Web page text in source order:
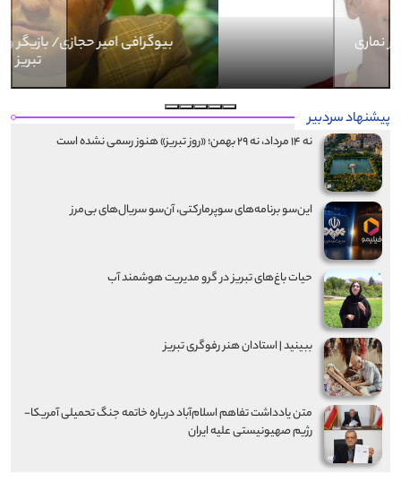
بیوگرافی کرار نماری
Previous
Next
پیشنهاد سردبیر
نه ۱۴ مرداد، نه ۲۹ بهمن؛ «روز تبریز» هنوز رسمی نشده است
این‌سو برنامه‌های سوپرمارکتی، آن‌سو سریال‌های بی‌مرز
حیات باغ‌های تبریز در گرو مدیریت هوشمند آب
ببینید | استادان هنر رفوگری تبریز
متن یادداشت تفاهم اسلام‌آباد درباره خاتمه جنگ تحمیلی آمریکا-
رژیم صهیونیستی علیه ایران